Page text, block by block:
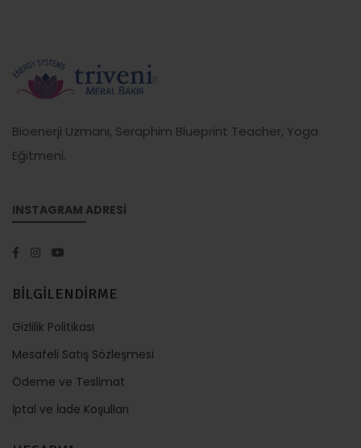
Bioenerji Uzmanı, Seraphim Blueprint Teacher, Yoga
Eğitmeni.
INSTAGRAM ADRESİ
BİLGİLENDİRME
Gizlilik Politikası
Mesafeli Satış Sözleşmesi
Ödeme ve Teslimat
İptal ve İade Koşulları